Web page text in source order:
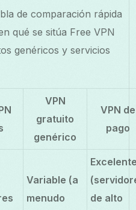
de comparación rápida
qué se sitúa Free VPN
genéricos y servicios
VPN
gratuito
genérico
VPN de
pago
Variable (a
menudo
de alto